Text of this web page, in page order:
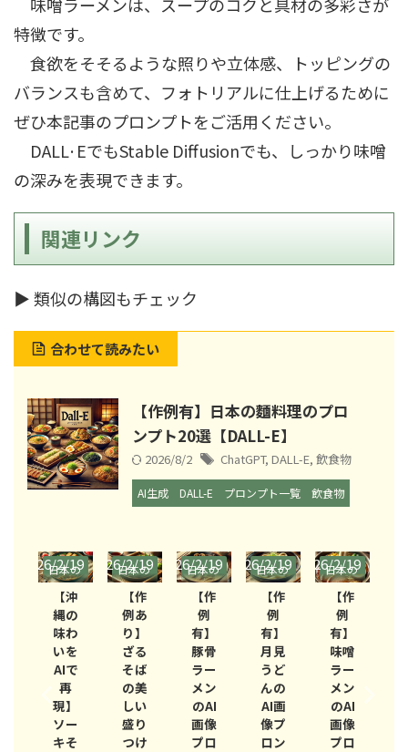
味噌ラーメンは、スープのコクと具材の多彩さが
特徴です。
食欲をそそるような照りや立体感、トッピングの
バランスも含めて、フォトリアルに仕上げるために
ぜひ本記事のプロンプトをご活用ください。
DALL·EでもStable Diffusionでも、しっかり味噌
の深みを表現できます。
関連リンク
▶ 類似の構図もチェック
合わせて読みたい
【作例有】日本の麵料理のプロ
ンプト20選【DALL-E】
2026/8/2 ChatGPT, DALL-E, 飲食物
AI生成 DALL-E プロンプト一覧 飲食物
日本の
麺料理
2026/2/19
【作
例あ
り】
ざる
そば
の美
しい
盛り
つけ
日本の
麺料理
2026/2/19
【作
例
有】
豚骨
ラー
メン
のAI
画像
プロ
日本の
麺料理
2026/2/19
【作
例
有】
月見
うど
んの
AI画
像プ
ロン
日本の
麺料理
2026/2/19
【作
例
有】
味噌
ラー
メン
のAI
画像
プロ
日本の
麺料理
2026/2/19
【作
例
有】
塩ラ
ーメ
ンの
AI画
像プ
ロン
2026/